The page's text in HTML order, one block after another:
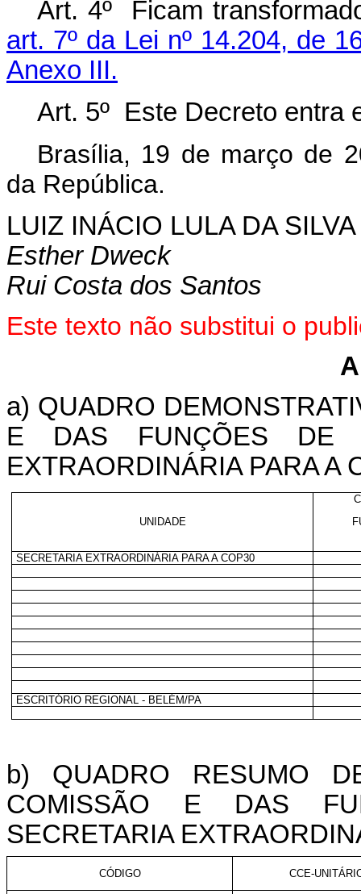
Art. 4º Ficam
art. 7º da Lei nº 14.204, de
Anexo III.
Art. 5º Este Decreto entra
Brasília, 19 de março de
da República.
LUIZ INÁCIO LULA DA SILVA
Esther Dweck
Rui Costa dos Santos
Este texto não substitui o
a) QUADRO
E DAS FUNÇÕES DE
EXTRAORDINÁRIA PARA A
UNIDADE
SECRETARIA EXTRAORDINÁRIA PARA A COP30
ESCRITÓRIO REGIONAL - BELÉM/PA
b) QUADRO RESUMO
COMISSÃO E DAS
SECRETARIA
CÓDIGO CCE-